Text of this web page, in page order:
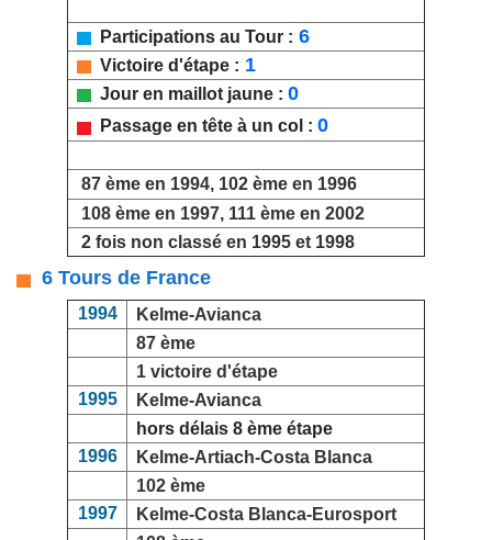
Participations au Tour : 6
Victoire d'étape : 1
Jour en maillot jaune : 0
Passage en tête à un col : 0
87 ème en 1994, 102 ème en 1996
108 ème en 1997, 111 ème en 2002
2 fois non classé en 1995 et 1998
6 Tours de France
1994
Kelme-Avianca
87 ème
1 victoire d'étape
1995
Kelme-Avianca
hors délais 8 ème étape
1996
Kelme-Artiach-Costa Blanca
102 ème
1997
Kelme-Costa Blanca-Eurosport